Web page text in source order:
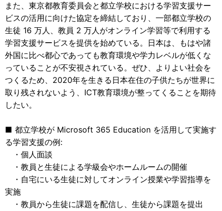
また、東京都教育委員会と都立学校における学習支援サー
ビスの活用に向けた協定を締結しており、一部都立学校の
生徒 16 万人、教員 2 万人がオンライン学習等で利用する
学習支援サービスを提供を始めている。日本は、もはや諸
外国に比べ都心であっても教育環境や学力レベルが低くな
っていることが不安視されている。ぜひ、よりよい社会を
つくるため、2020年を生きる日本在住の子供たちが世界に
取り残されないよう、ICT教育環境が整ってくることを期待
したい。
■ 都立学校が Microsoft 365 Education を活用して実施す
る学習支援の例:
・個人面談
・教員と生徒による学級会やホームルームの開催
・自宅にいる生徒に対してオンライン授業や学習指導を
実施
・教員から生徒に課題を配信し、生徒から課題を提出